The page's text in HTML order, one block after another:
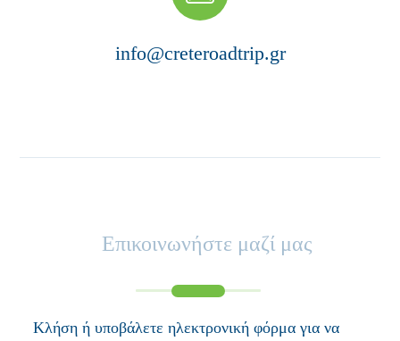
info@creteroadtrip.gr
Επικοινωνήστε μαζί μας
Κλήση ή υποβάλετε ηλεκτρονική φόρμα για να